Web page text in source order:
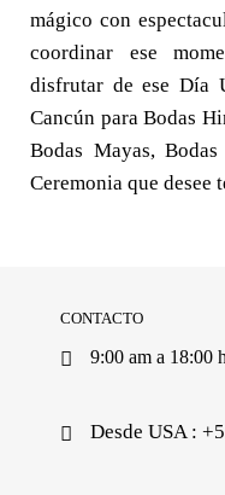
mágico con
coordinar ese
disfrutar de ese Día
Cancún para Bodas
Bodas Mayas,
Ceremonia que desee
CONTACTO
9:00 am a 18:00
Desde USA :